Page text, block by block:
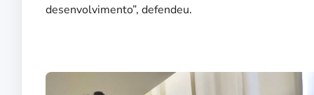
desenvolvimento”, defendeu.